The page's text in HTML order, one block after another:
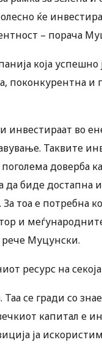
ќе
– порача
која успешно
поконкурентна и
во
Таквите
доверба
да биде достапна
За тоа е
и
Муцунски.
ресурс на
Таа се гради со
капитал е
ја